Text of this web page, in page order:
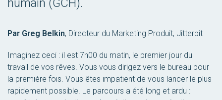
humain (GCH).
Par Greg Belkin, Directeur du Marketing Produit, Jitterbit
Imaginez ceci : il est 7h00 du matin, le premier jour du
travail de vos rêves. Vous vous dirigez vers le bureau pour
la première fois. Vous êtes impatient de vous lancer le plus
rapidement possible. Le parcours a été long et ardu :